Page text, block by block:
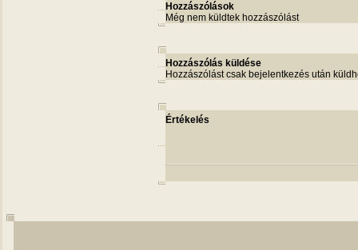
Hozzászólások
Még nem küldtek hozzászólást
Hozzászólás küldése
Hozzászólást csak bejelentkezés után
Értékelés